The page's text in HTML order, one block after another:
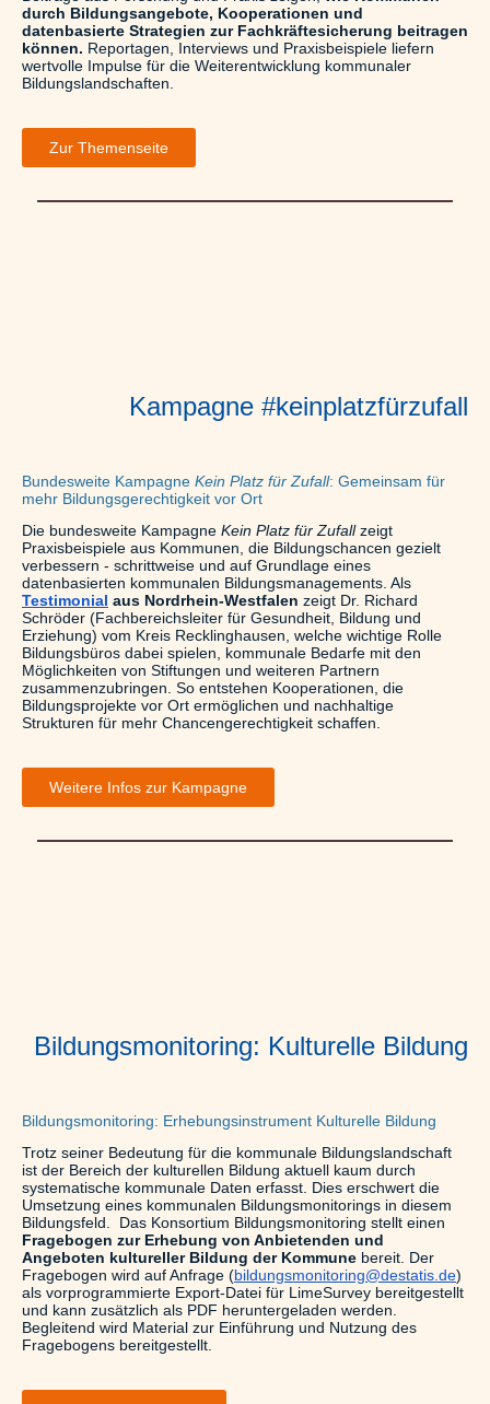
durch Bildungsangebote, Kooperationen und
datenbasierte Strategien zur Fachkräftesicherung beitragen
können. Reportagen, Interviews und Praxisbeispiele liefern
wertvolle Impulse für die Weiterentwicklung kommunaler
Bildungslandschaften.
Zur Themenseite
Kampagne #keinplatzfürzufall
Bundesweite Kampagne Kein Platz für Zufall: Gemeinsam für
mehr Bildungsgerechtigkeit vor Ort
Die bundesweite Kampagne Kein Platz für Zufallzeigt
Praxisbeispiele aus Kommunen, die Bildungschancen gezielt
verbessern - schrittweise und auf Grundlage eines
datenbasierten kommunalen Bildungsmanagements. Als
Testimonial aus Nordrhein-Westfalen zeigt Dr. Richard
Schröder (Fachbereichsleiter für Gesundheit, Bildung und
Erziehung) vom Kreis Recklinghausen, welche wichtige Rolle
Bildungsbüros dabei spielen, kommunale Bedarfe mit den
Möglichkeiten von Stiftungen und weiteren Partnern
zusammenzubringen. So entstehen Kooperationen, die
Bildungsprojekte vor Ort ermöglichen und nachhaltige
Strukturen für mehr Chancengerechtigkeit schaffen.
Weitere Infos zur Kampagne
Bildungsmonitoring: Kulturelle Bildung
Bildungsmonitoring: Erhebungsinstrument Kulturelle Bildung
Trotz seiner Bedeutung für die kommunale Bildungslandschaft
ist der Bereich der kulturellen Bildung aktuell kaum durch
systematische kommunale Daten erfasst. Dies erschwert die
Umsetzung eines kommunalen Bildungsmonitorings in diesem
Bildungsfeld. Das Konsortium Bildungsmonitoring stellt einen
Fragebogen zur Erhebung von Anbietenden und
Angeboten kultureller Bildung der Kommune bereit. Der
Fragebogen wird auf Anfrage (bildungsmonitoring@destatis.de)
als vorprogrammierte Export-Datei für LimeSurvey bereitgestellt
und kann zusätzlich als PDF heruntergeladen werden.
Begleitend wird Material zur Einführung und Nutzung des
Fragebogens bereitgestellt.